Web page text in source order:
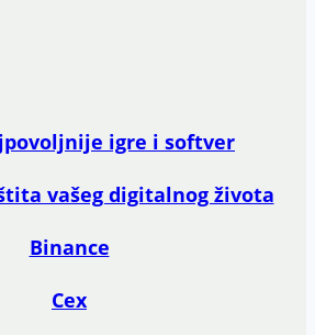
igre i softver
vašeg digitalnog života
Binance
Cex